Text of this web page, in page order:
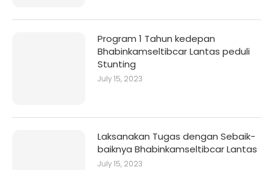
Program 1 Tahun kedepan
Bhabinkamseltibcar Lantas peduli
Stunting
July 15, 2023
Laksanakan Tugas dengan Sebaik-
baiknya Bhabinkamseltibcar Lantas
July 15, 2023